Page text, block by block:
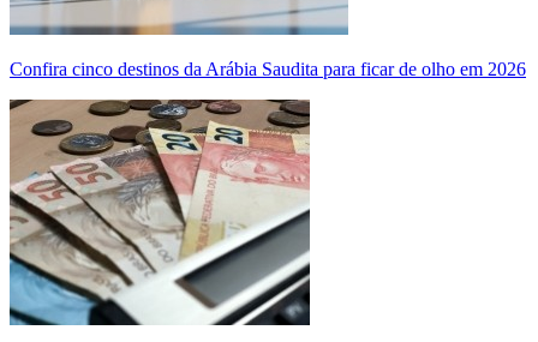
Confira cinco destinos da Arábia Saudita para ficar de olho em 2026